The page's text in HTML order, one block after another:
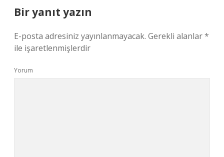
Bir yanıt yazın
E-posta adresiniz yayınlanmayacak. Gerekli alanlar*
ile işaretlenmişlerdir
Yorum